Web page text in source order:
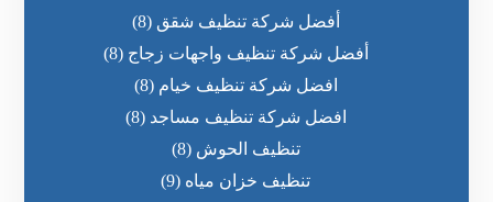
أفضل شركة تنظيف شقق (8)
أفضل شركة تنظيف واجهات زجاج (8)
افضل شركة تنظيف خيام (8)
افضل شركة تنظيف مساجد (8)
تنظيف الحوش (8)
تنظيف خزان مياه (9)